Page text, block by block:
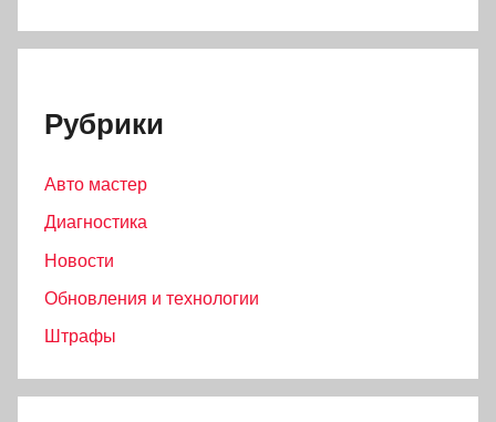
Рубрики
Авто мастер
Диагностика
Новости
Обновления и технологии
Штрафы